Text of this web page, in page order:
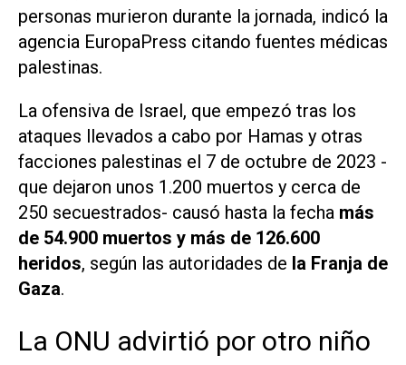
personas murieron durante la jornada, indicó la
agencia EuropaPress citando fuentes médicas
palestinas.
La ofensiva de Israel, que empezó tras los
ataques llevados a cabo por Hamas y otras
facciones palestinas el 7 de octubre de 2023 -
que dejaron unos 1.200 muertos y cerca de
250 secuestrados- causó hasta la fecha más
de 54.900 muertos y más de 126.600
heridos, según las autoridades de la Franja de
Gaza.
La ONU advirtió por otro niño